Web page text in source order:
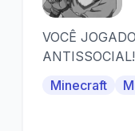
VOCÊ
ANTISSOCIAL!!! ESSE
Minecraft